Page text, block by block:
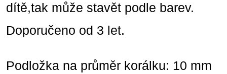
dítě,tak může stavět podle barev.
Doporučeno od 3 let.
Podložka na průměr korálku: 10 mm